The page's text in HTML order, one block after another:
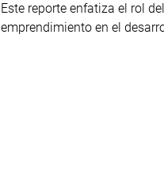
Este reporte enfatiza el rol del
emprendimiento en el